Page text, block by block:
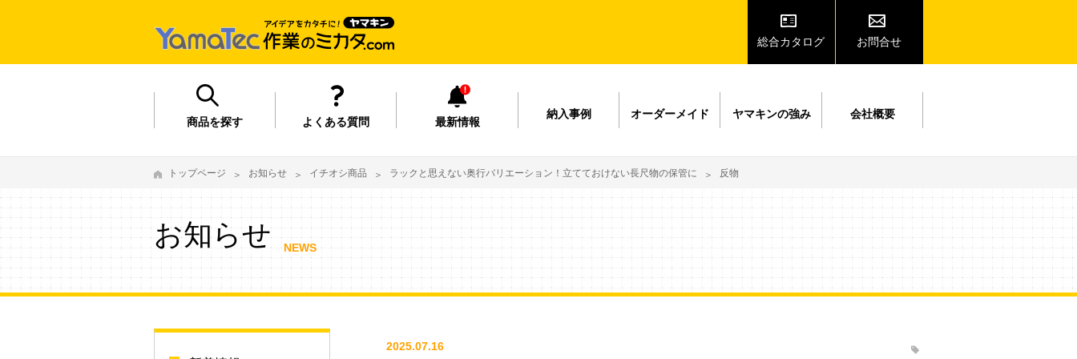
総合カタログ お問合せ
商品を探す よくある質問 最新情報
納入事例 オーダーメイド ヤマキンの強み 会社概要
トップページ お知らせ イチオシ商品 ラックと思えない奥行バリエーション！立てておけない長尺物の保管に 反物
お知らせ NEWS
2025.07.16